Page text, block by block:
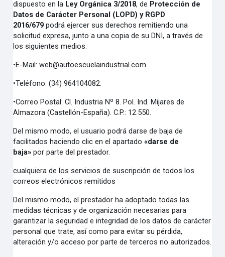
dispuesto en la Ley Orgánica 3/2018, de Protección de
Datos de Carácter Personal (LOPD) y RGPD
2016/679podrá ejercer sus derechos remitiendo una
solicitud expresa, junto a una copia de su DNI, a través de
los siguientes medios:
•E-Mail: web@autoescuelaindustrial.com
•Teléfono: (34) 964104082.
•Correo Postal: Cl. Industria Nº 8. Pol. Ind. Mijares de
Almazora(Castellón-España). C.P.: 12.550.
Del mismo modo, el usuario podrá darse de baja de
facilitados haciendo clic en el apartado«darse de
baja»por parte del prestador.
cualquiera de los servicios de suscripción de todos los
correos electrónicos remitidos
Del mismo modo, el prestador ha adoptado todas las
medidas técnicas y de organización necesarias para
garantizar la seguridad e integridad de los datos de carácter
personal que trate, así como para evitar su pérdida,
alteración y/o acceso por parte de terceros no autorizados.